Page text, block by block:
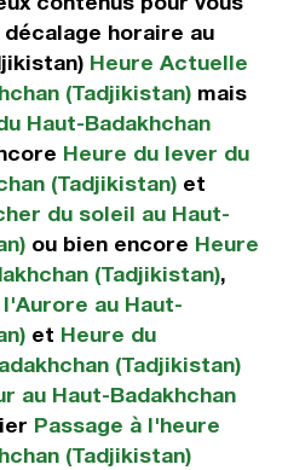
horaire au
Heure Actuelle
(Tadjikistan)mais
Haut-Badakhchan
Heure du lever du
(Tadjikistan)et
du soleil au Haut-
ou bien encore Heure
(Tadjikistan),
au Haut-
et Heure du
(Tadjikistan)
au Haut-Badakhchan
Passage à l'heure
(Tadjikistan)